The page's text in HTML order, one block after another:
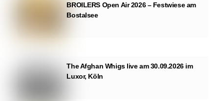
BROILERS Open Air 2026 – Festwiese am
Bostalsee
The Afghan Whigs live am 30.09.2026 im
Luxor, Köln